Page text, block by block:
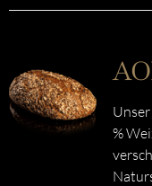
%